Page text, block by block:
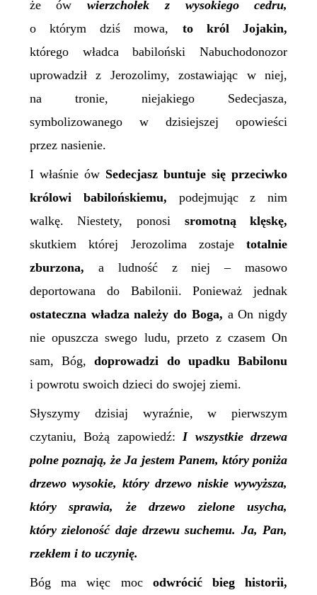
że ówwierzchołekz wysokiego cedru,
o którym dziś mowa, to król Jojakin,
którego władca babiloński Nabuchodonozor
uprowadził z Jerozolimy, zostawiając w niej,
na tronie, niejakiego Sedecjasza,
symbolizowanego w dzisiejszej opowieści
przez nasienie.
I właśnie ów Sedecjasz buntuje się przeciwko
królowi babilońskiemu, podejmując z nim
walkę. Niestety, ponosi sromotną klęskę,
skutkiem której Jerozolima zostajetotalnie
zburzona, a ludność z niej – masowo
deportowana do Babilonii. Ponieważ jednak
ostateczna władza należy do Boga, a On nigdy
nie opuszcza swego ludu, przeto z czasem On
sam, Bóg,doprowadzi do upadku Babilonu
i powrotu swoich dzieci do swojej ziemi.
Słyszymy dzisiaj wyraźnie, w pierwszym
czytaniu, Bożą zapowiedź:I wszystkie drzewa
polne poznają, że Ja jestem Panem, który poniża
drzewo wysokie, który drzewo niskie wywyższa,
który sprawia, że drzewo zielone usycha,
który zieloność daje drzewu suchemu. Ja, Pan,
rzekłem i to uczynię.
Bóg ma więc moc odwrócić bieg historii,